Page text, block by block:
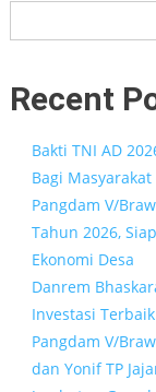
Recent
Bakti TNI AD
Bagi
Pangdam V/
Tahun 2026,
Ekonomi Desa
Danrem
Investasi
Pangdam V/
dan Yonif TP